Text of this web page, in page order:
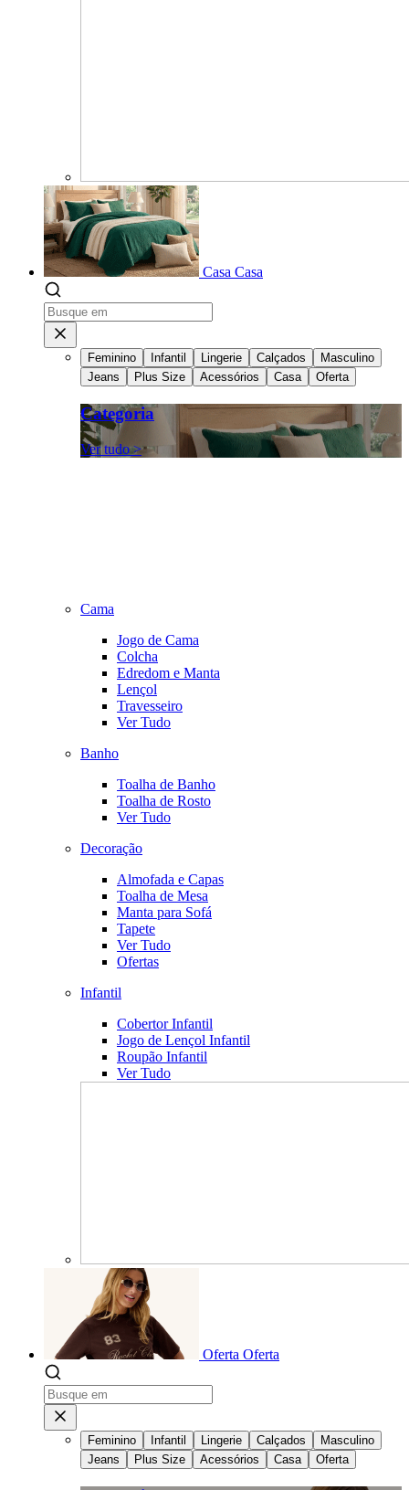
Casa Casa
Feminino Infantil Lingerie Calçados
Masculino
Jeans
Plus Size Acessórios Casa Oferta
Categoria
Ver tudo >
Cama
Jogo de Cama
Colcha
Edredom e Manta
Lençol
Travesseiro
Ver Tudo
Banho
Toalha de Banho
Toalha de Rosto
Ver Tudo
Decoração
Almofada e Capas
Toalha de Mesa
Manta para Sofá
Tapete
Ver Tudo
Ofertas
Infantil
Cobertor Infantil
Jogo de Lençol Infantil
Roupão Infantil
Ver Tudo
Oferta Oferta
Feminino Infantil Lingerie Calçados
Masculino
Jeans
Plus Size Acessórios Casa Oferta